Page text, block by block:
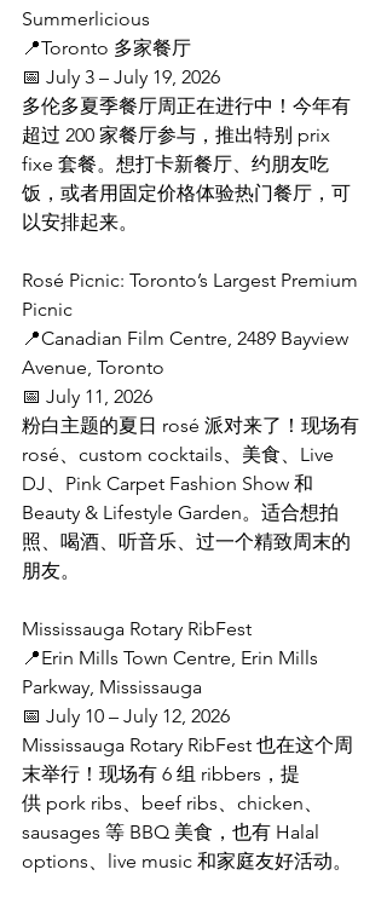
Summerlicious
📍Toronto 多家餐厅
📅 July 3 – July 19, 2026
多伦多夏季餐厅周正在进行中！今年有
超过 200 家餐厅参与，推出特别 prix
fixe 套餐。想打卡新餐厅、约朋友吃
饭，或者用固定价格体验热门餐厅，可
以安排起来。
Rosé Picnic: Toronto’s Largest Premium
Picnic
📍Canadian Film Centre, 2489 Bayview
Avenue, Toronto
📅 July 11, 2026
粉白主题的夏日 rosé 派对来了！现场有
rosé、custom cocktails、美食、Live
DJ、Pink Carpet Fashion Show 和
Beauty & Lifestyle Garden。适合想拍
照、喝酒、听音乐、过一个精致周末的
朋友。
Mississauga Rotary RibFest
📍Erin Mills Town Centre, Erin Mills
Parkway, Mississauga
📅 July 10 – July 12, 2026
Mississauga Rotary RibFest 也在这个周
末举行！现场有 6 组 ribbers，提
供 pork ribs、beef ribs、chicken、
sausages 等 BBQ 美食，也有 Halal
options、live music 和家庭友好活动。